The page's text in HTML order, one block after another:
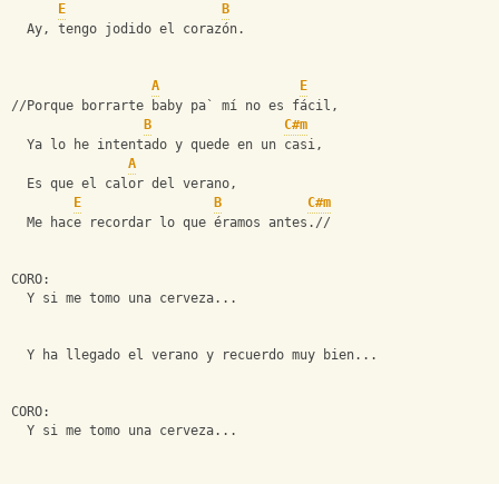
E
B
  Ay, tengo jodido el corazón.
A
E
//Porque borrarte baby pa` mí no es fácil,
B
C#m
  Ya lo he intentado y quede en un casi,
A
  Es que el calor del verano,
E
B
C#m
  Me hace recordar lo que éramos antes.//
CORO:
  Y si me tomo una cerveza...
  Y ha llegado el verano y recuerdo muy bien...
CORO:
  Y si me tomo una cerveza...